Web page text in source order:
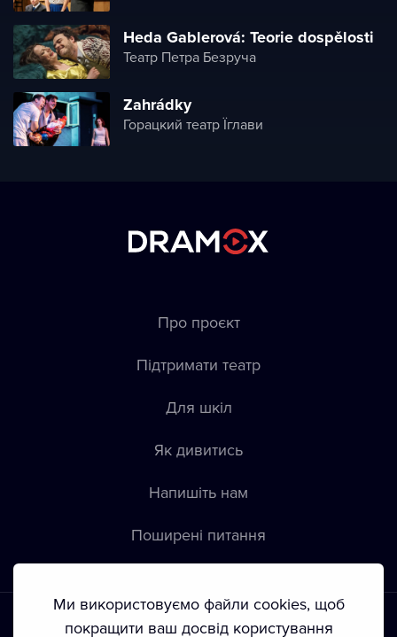
Heda Gablerová: Teorie dospělosti
Театр Петра Безруча
Zahrádky
Горацкий театр Їглави
Про проєкт
Підтримати театр
Для шкіл
Як дивитись
Напишіть нам
Пoширені питання
Ми використовуємо файли cookies, щоб
покращити ваш досвід користування